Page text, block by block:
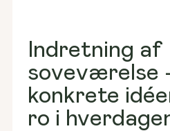
Indretning af
soveværelse
konkrete
ro i